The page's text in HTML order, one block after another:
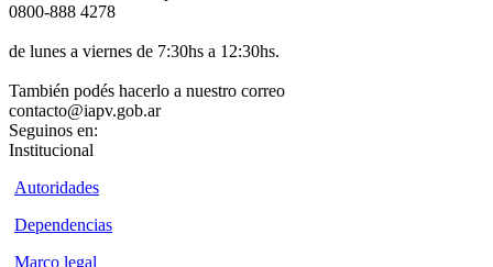
0800-888 4278
de lunes a viernes de 7:30hs a 12:30hs.
También podés hacerlo a nuestro correo
contacto@iapv.gob.ar
Seguinos en:
Institucional
Autoridades
Dependencias
Marco legal